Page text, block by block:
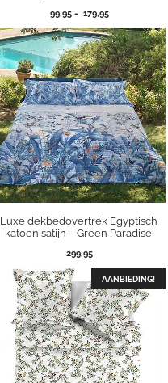
99,95 - 179,95Prijsklasse:
tot
179,95
Luxe dekbedovertrek Egyptisch
katoen satijn – Green Paradise
299,95
AANBIEDING!